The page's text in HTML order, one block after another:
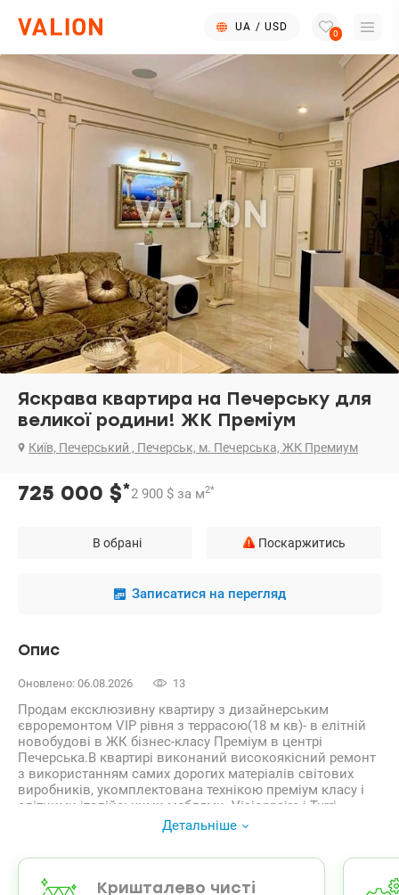
UA / USD
0
Яскрава квартира на Печерську для
великої родини! ЖК Преміум
Київ, Печерський , Печерськ, м. Печерська, ЖК Премиум
725 000 $*2 900 $ за м2*
В обрані Поскаржитись
Записатися на перегляд
Опис
Оновлено: 06.08.2026 13
Продам ексклюзивну квартиру з дизайнерським
євроремонтом VIP рівня з террасою(18 м кв)- в елітній
новобудові в ЖК бізнес-класу Преміум в центрі
Печерська.В квартирі виконаний високоякісний ремонт
з використанням самих дорогих матеріалів світових
виробників, укомплектована технікою преміум класу і
елітними італійськими меблями -Visionnaire і Turri-
ексклюзив і розкіш! Квартира вражає своєю
велика кухня- ідальня,4 с/у, гардеробна, терраса 18 м кв
з зоною барбекю, дизанерськими меблями і шикарним
краєвидом на Киів. Охорона, консьєрж, підземний
Детальніше
Кришталево чисті